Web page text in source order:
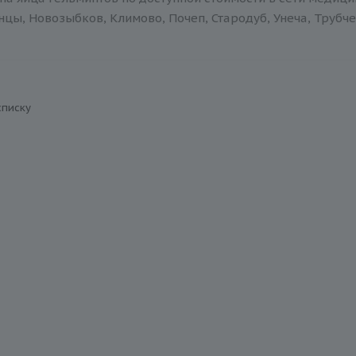
Новозыбков, Климово, Почеп, Стародуб, Унеча,